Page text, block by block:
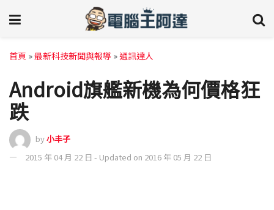
首頁 »最新科技新聞與報導 »通訊達人
Android旗艦新機為何價格狂
跌
by小丰子
2015 年 04 月 22 日 - Updated on 2016 年 05 月 22 日